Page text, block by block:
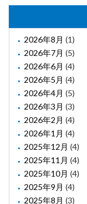
2026年8月 (1)
2026年7月 (5)
2026年6月 (4)
2026年5月 (4)
2026年4月 (5)
2026年3月 (3)
2026年2月 (4)
2026年1月 (4)
2025年12月 (4)
2025年11月 (4)
2025年10月 (4)
2025年9月 (4)
2025年8月 (3)